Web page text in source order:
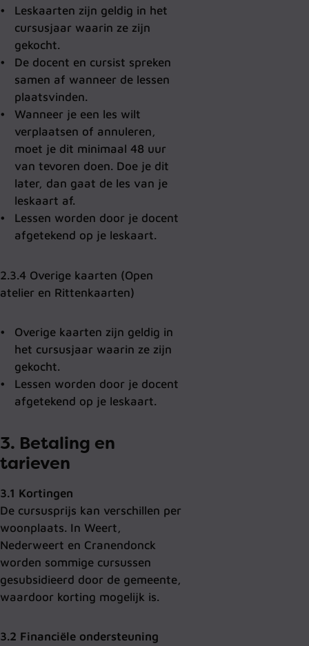
Leskaarten zijn geldig in het
cursusjaar waarin ze zijn
gekocht.
De docent en cursist spreken
samen af wanneer de lessen
plaatsvinden.
Wanneer je een les wilt
verplaatsen of annuleren,
moet je dit minimaal 48 uur
van tevoren doen. Doe je dit
later, dan gaat de les van je
leskaart af.
Lessen worden door je docent
afgetekend op je leskaart.
2.3.4 Overige kaarten (Open
atelier en Rittenkaarten)
Overige kaarten zijn geldig in
het cursusjaar waarin ze zijn
gekocht.
Lessen worden door je docent
afgetekend op je leskaart.
3. Betaling en
tarieven
3.1 Kortingen
De cursusprijs kan verschillen per
woonplaats. In Weert,
Nederweert en Cranendonck
worden sommige cursussen
gesubsidieerd door de gemeente,
waardoor korting mogelijk is.
3.2 Financiële ondersteuning